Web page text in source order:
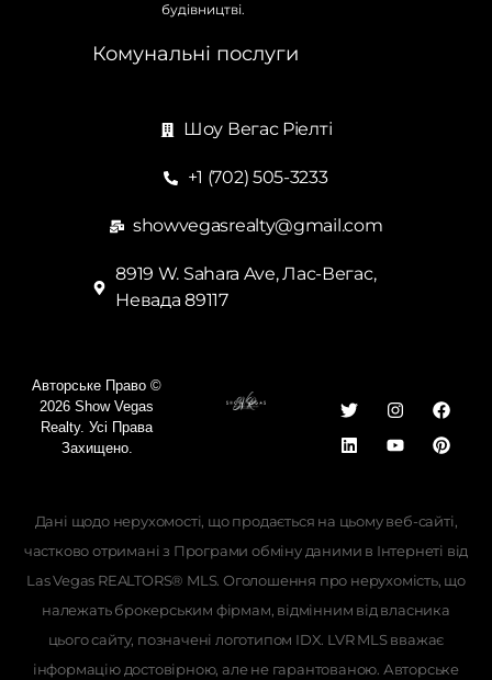
будівництві.
Комунальні послуги
Шоу Вегас Ріелті
+1 (702) 505-3233
showvegasrealty@gmail.com
8919 W. Sahara Ave, Лас-Вегас,
Невада 89117
Авторське Право ©
2026 Show Vegas
Realty. Усі Права
Захищено.
Дані щодо нерухомості, що продається на цьому веб-сайті,
частково отримані з Програми обміну даними в Інтернеті від
Las Vegas REALTORS® MLS. Оголошення про нерухомість, що
належать брокерським фірмам, відмінним від власника
цього сайту, позначені логотипом IDX. LVR MLS вважає
інформацію достовірною, але не гарантованою. Авторське
Georgian